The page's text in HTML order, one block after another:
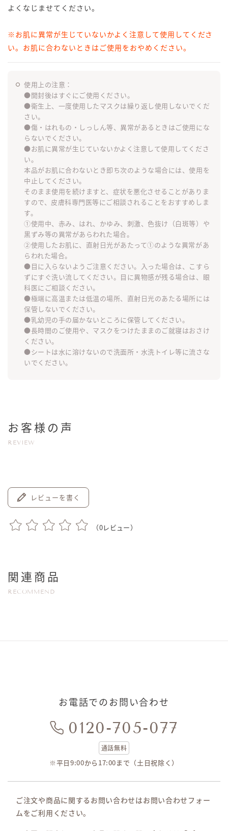
よくなじませてください。
※お肌に異常が生じていないかよく注意して使用してくださ
い。お肌に合わないときはご使用をおやめください。
使用上の注意：
●開封後はすぐにご使用ください。
●衛生上、一度使用したマスクは繰り返し使用しないでくだ
さい。
●傷・はれもの・しっしん等、異常があるときはご使用にな
らないでください。
●お肌に異常が生じていないかよく注意して使用してくださ
い。
本品がお肌に合わないとき即ち次のような場合には、使用を
中止してください。
そのまま使用を続けますと、症状を悪化させることがありま
すので、皮膚科専門医等にご相談されることをおすすめしま
す。
①使用中、赤み、はれ、かゆみ、刺激、色抜け（白斑等）や
黒ずみ等の異常があらわれた場合。
②使用したお肌に、直射日光があたって①のような異常があ
らわれた場合。
●目に入らないようご注意ください。入った場合は、こすら
ずにすぐ洗い流してください。目に異物感が残る場合は、眼
科医にご相談ください。
●極端に高温または低温の場所、直射日光のあたる場所には
保管しないでください。
●乳幼児の手の届かないところに保管してください。
●長時間のご使用や、マスクをつけたままのご就寝はおさけ
ください。
●シートは水に溶けないので洗面所・水洗トイレ等に流さな
いでください。
お客様の声
REVIEW
レビューを書く
（0レビュー）
関連商品
RECOMMEND
お電話でのお問い合わせ
0120-705-077
通話無料
※平日9:00から17:00まで（土日祝除く）
ご注文や商品に関するお問い合わせはお問い合わせフォー
ムをご利用ください。